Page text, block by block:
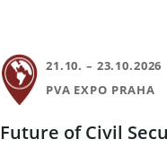
21.10. – 23.10.2026
PVA EXPO PRAHA
Future of Civil